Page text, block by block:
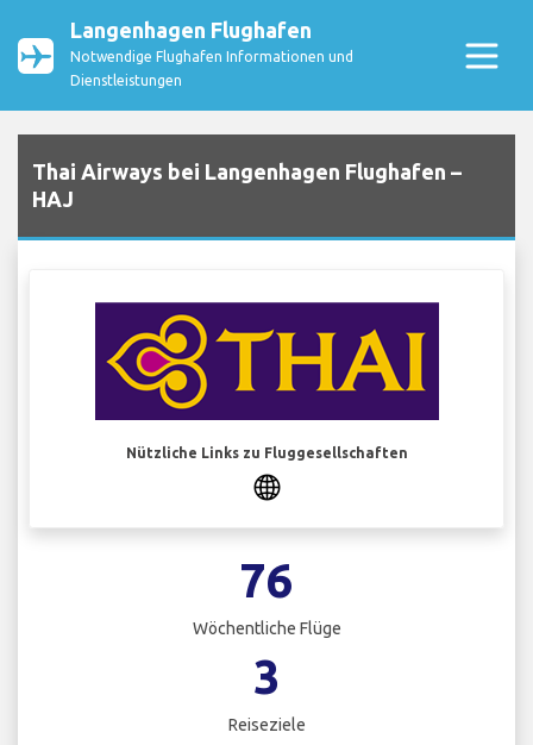
Langenhagen Flughafen
Notwendige Flughafen Informationen und
Dienstleistungen
Thai Airways bei Langenhagen Flughafen –
HAJ
Nützliche Links zu Fluggesellschaften
76
Wöchentliche Flüge
3
Reiseziele